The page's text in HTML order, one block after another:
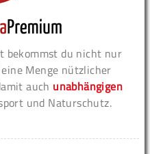
bekommst du nicht nur
Menge nützlicher
auch unabhängigen
und Naturschutz.